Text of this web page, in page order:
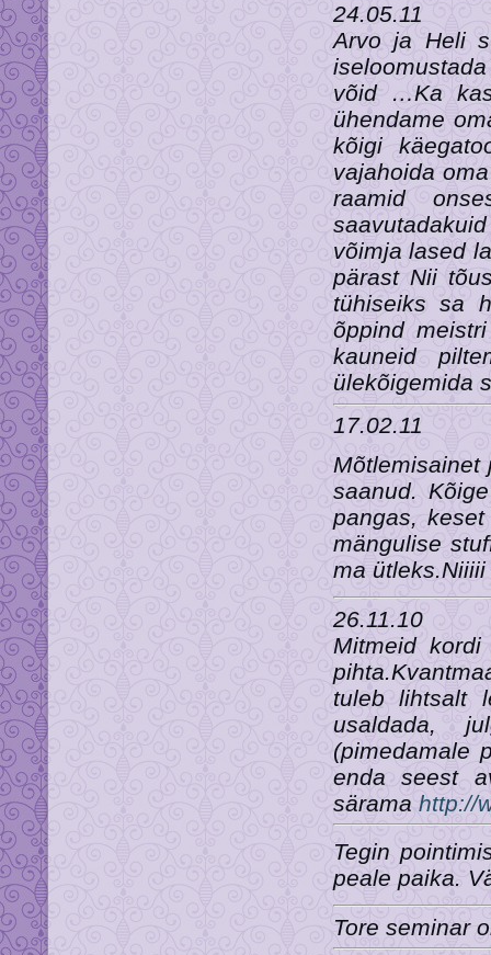
24.05.11
Arvo ja Heli
võid …Ka
ühendame
kõigi
vajahoida
raamid
võimja lased
pärast Nii
tühiseiks sa
õppind
kauneid
ülekõigemida
17.02.11
Mõtlemisainet
saanud.
pangas,
mängulise
ma
26.11.10
Mitmeid
tuleb lihtsalt
usaldada,
(pimedamale
enda seest
särama http://
Tegin
peale paika.
Tore seminar